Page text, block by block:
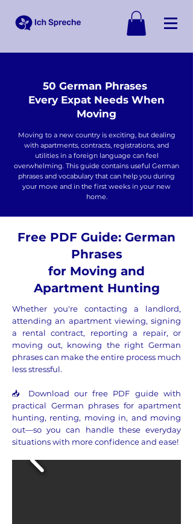
50 German Phrases
Every Expat Needs When
Moving
Moving to a new country is exciting, but dealing
with apartments, contracts, registrations, and
utilities in a foreign language can feel
overwhelming. This guide contains useful German
phrases and vocabulary that can help you during
your move and in the first weeks in your new
home.
Free PDF Guide: German
Phrases
for Moving and
Apartment Hunting
Whether you're contacting a landlord,
attending an apartment viewing, signing
a rental contract, reporting a repair, or
moving out, knowing the right German
phrases can make the entire process much
less stressful.
📥 Download our free PDF guide with
practical German phrases for apartment
hunting, renting, moving in, and moving
out—so you can handle these everyday
situations with more confidence and ease!